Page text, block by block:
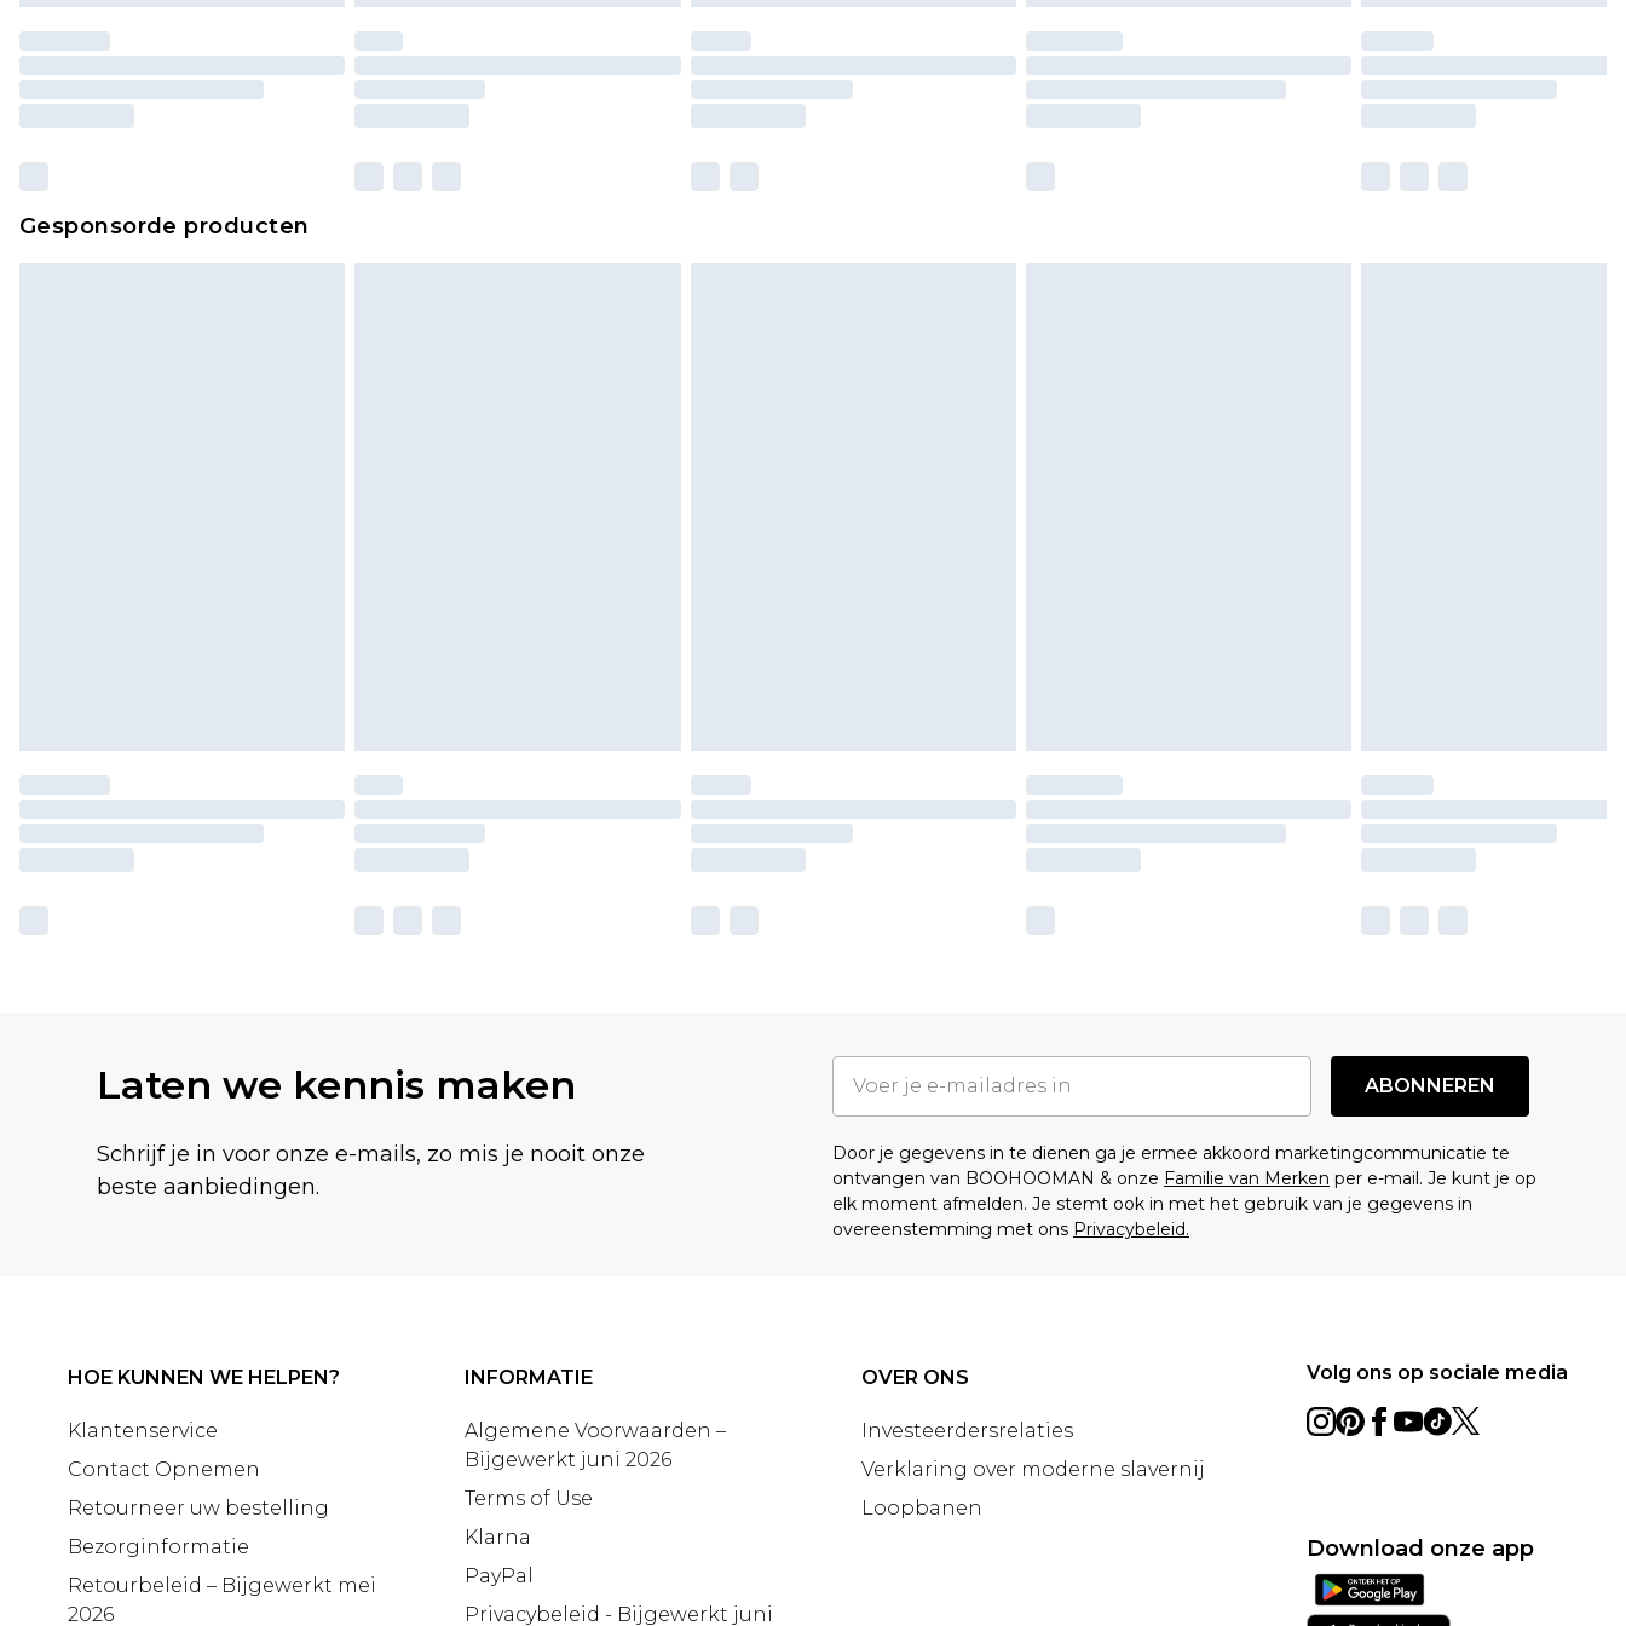
Gesponsorde producten
Laten we kennis maken
Schrijf je in voor onze e-mails, zo mis je nooit onze
beste aanbiedingen.
ABONNEREN
Door je gegevens in te dienen ga je ermee akkoord marketingcommunicatie te
ontvangen van BOOHOOMAN & onze Familie van Merken per e-mail. Je kunt je op
elk moment afmelden. Je stemt ook in met het gebruik van je gegevens in
overeenstemming met ons Privacybeleid.
HOE KUNNEN WE HELPEN?
Klantenservice
Contact Opnemen
Retourneer uw bestelling
Bezorginformatie
Retourbeleid – Bijgewerkt mei
2026
INFORMATIE
Algemene Voorwaarden –
Bijgewerkt juni 2026
Terms of Use
Klarna
PayPal
Privacybeleid - Bijgewerkt juni
OVER ONS
Investeerdersrelaties
Verklaring over moderne slavernij
Loopbanen
Volg ons op sociale media
Download onze app